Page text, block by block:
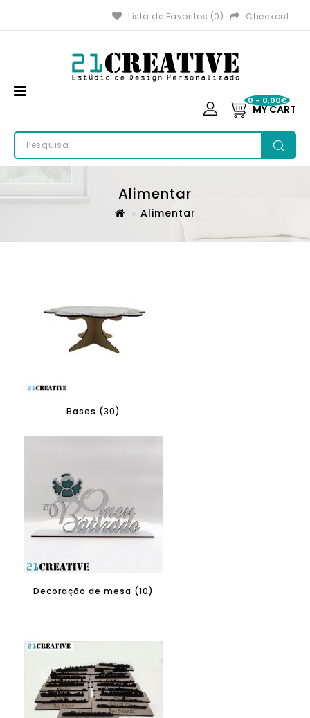
Lista de Favoritos (0) Checkout
MY CART
0 - 0,00€
Alimentar
Alimentar
Bases (30)
Decoração de mesa (10)